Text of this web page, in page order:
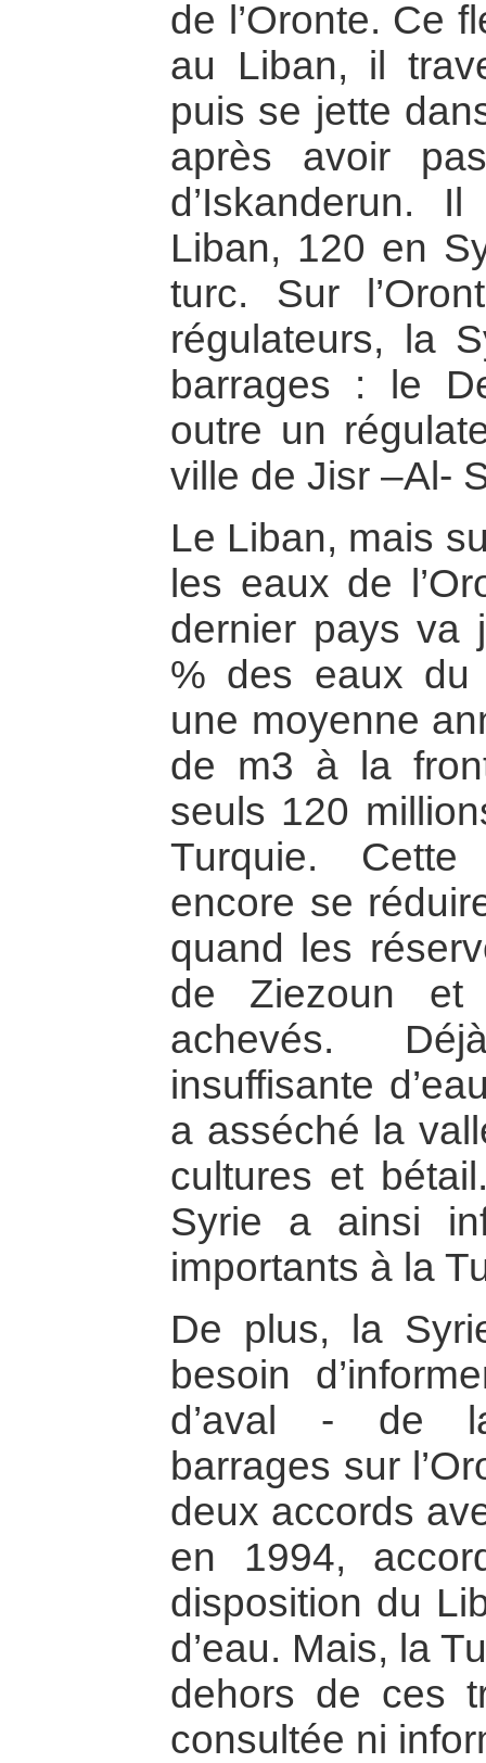
de l’Oronte. Ce
au Liban, il
puis se jette
après avoir
d’Iskanderun.
Liban, 120 en
turc. Sur
régulateurs, la
barrages : le
outre un
ville de Jisr –Al-
Le Liban, mais
les eaux de
dernier pays va
% des eaux du
une moyenne
de m3 à la
seuls 120
Turquie.
encore se
quand les
de Ziezoun et
achevés.
insuffisante
a asséché la
cultures et
Syrie a ainsi
importants à la
De plus, la
besoin
d’aval - de
barrages sur
deux accords
en 1994,
disposition du
d’eau. Mais, la
dehors de ces
consultée ni